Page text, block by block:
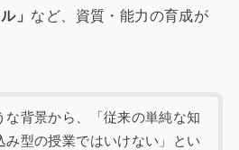
」 など、資質・能力の育成が
な背景から、「従来の単純な知
み型の授業ではいけない」とい